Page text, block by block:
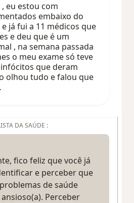
eu estou com
embaixo do
já fui a 11 médicos que
e deu que é um
, na semana passada
o meu exame só teve
que deram
olhou tudo e falou que
DA SAÚDE :
fico feliz que você já
e perceber que
de saúde
Perceber